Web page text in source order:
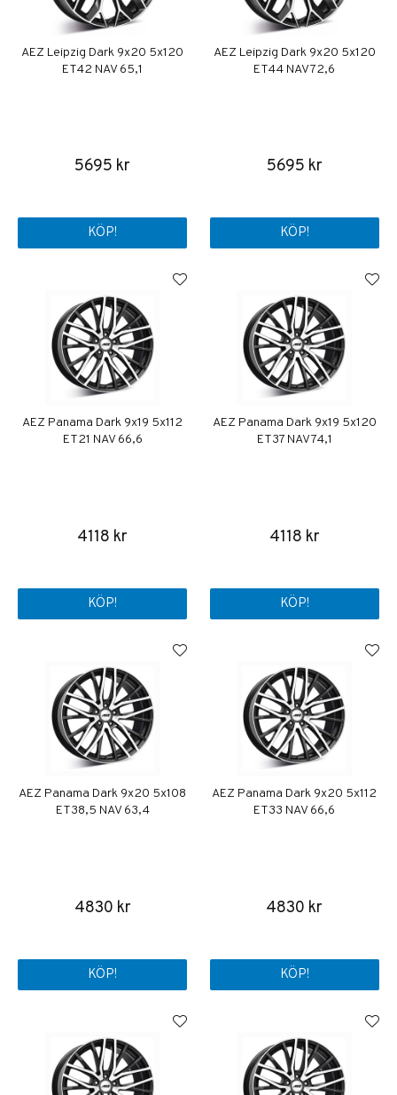
AEZ Leipzig Dark 9x20 5x120
ET42 NAV 65,1
5695 kr
KÖP!
AEZ Leipzig Dark 9x20 5x120
ET44 NAV 72,6
5695 kr
KÖP!
AEZ Panama Dark 9x19 5x112
ET21 NAV 66,6
4118 kr
KÖP!
AEZ Panama Dark 9x19 5x120
ET37 NAV 74,1
4118 kr
KÖP!
AEZ Panama Dark 9x20 5x108
ET38,5 NAV 63,4
4830 kr
KÖP!
AEZ Panama Dark 9x20 5x112
ET33 NAV 66,6
4830 kr
KÖP!